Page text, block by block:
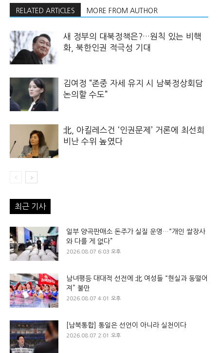
RELATED ARTICLES MORE FROM AUTHOR
새 정부의 대북정책은?…원칙 있는 비핵
화, 북한인권 적극성 기대
김여정 “존중 자세 유지 시 남북정상회담
논의할 수도”
北, 아킬레스건 ‘인권문제’ 거론에 최선희
비난 수위 높였다
최근 기사
일부 양곡판매소 돈주가 실질 운영…“개인 쌀장사
와 다를 게 없다”
2026.08.07 6:03 오후
남녀평등 대대적 선전에 北 여성들 “현실과 동떨어
져” 불만
2026.08.07 4:01 오후
[남북통합] 통일은 선언이 아니라 실천이다
2026.08.07 2:01 오후